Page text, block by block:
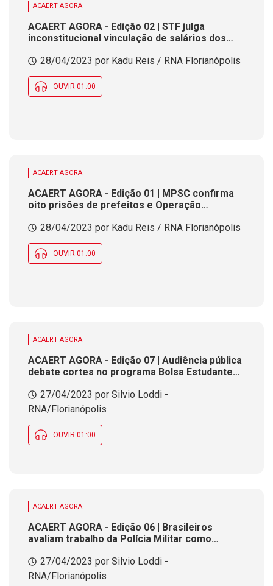
ACAERT AGORA
ACAERT AGORA - Edição 02 | STF julga
inconstitucional vinculação de salários dos
28/04/2023 por Kadu Reis / RNA Florianópolis
OUVIR 01:00
ACAERT AGORA
ACAERT AGORA - Edição 01 | MPSC confirma
oito prisões de prefeitos e Operação
detidos
28/04/2023 por Kadu Reis / RNA Florianópolis
OUVIR 01:00
ACAERT AGORA
ACAERT AGORA - Edição 07 | Audiência pública
debate cortes no programa Bolsa Estudante
27/04/2023 por Silvio Loddi -
RNA/Florianópolis
OUVIR 01:00
ACAERT AGORA
ACAERT AGORA - Edição 06 | Brasileiros
avaliam trabalho da Polícia Militar como
27/04/2023 por Silvio Loddi -
RNA/Florianópolis